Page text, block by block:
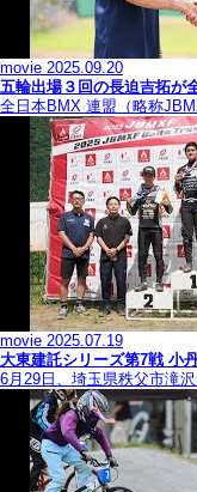
movie 2025.09.20
五輪出場３回の長迫吉拓が
全日本BMX 連盟（略称
movie 2025.07.19
大東建託シリーズ第7戦 ⼩
6月29日、埼玉県秩父市滝